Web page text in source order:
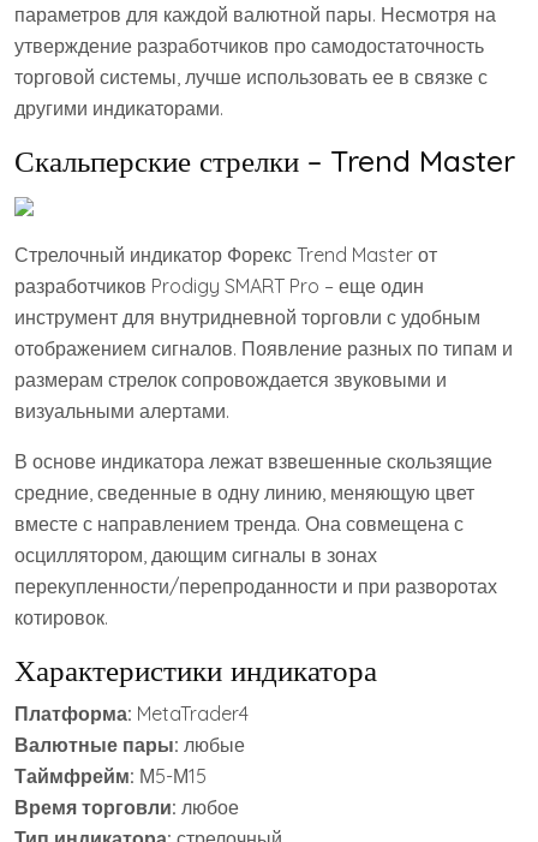
параметров для каждой валютной пары. Несмотря на
утверждение разработчиков про самодостаточность
торговой системы, лучше использовать ее в связке с
другими индикаторами.
Скальперские стрелки – Trend Master
Стрелочный индикатор Форекс Trend Master от
разработчиков Prodigy SMART Pro – еще один
инструмент для внутридневной торговли с удобным
отображением сигналов. Появление разных по типам и
размерам стрелок сопровождается звуковыми и
визуальными алертами.
В основе индикатора лежат взвешенные скользящие
средние, сведенные в одну линию, меняющую цвет
вместе с направлением тренда. Она совмещена с
осциллятором, дающим сигналы в зонах
перекупленности/перепроданности и при разворотах
котировок.
Характеристики индикатора
Платформа: MetaTrader4
Валютные пары: любые
Таймфрейм: М5-М15
Время торговли: любое